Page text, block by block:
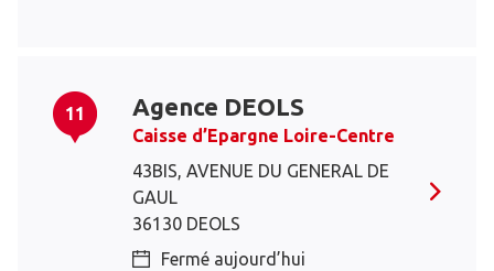
11 Agence DEOLS
Caisse d’Epargne Loire-Centre
43BIS, AVENUE DU GENERAL DE
GAUL
36130 DEOLS
Fermé aujourd’hui